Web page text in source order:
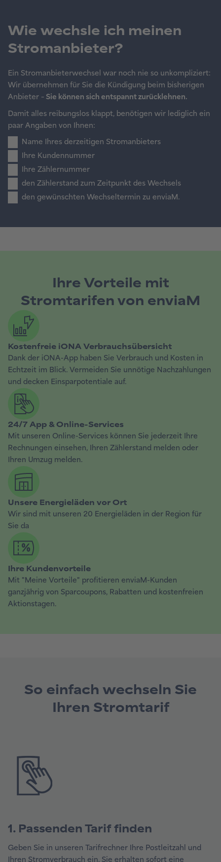
Wie wechsle ich meinen
Stromanbieter?
Ein Stromanbieterwechsel war noch nie so unkompliziert:
Wir übernehmen für Sie die Kündigung beim bisherigen
Anbieter – Sie können sich entspannt zurücklehnen.
Damit alles reibungslos klappt, benötigen wir lediglich ein
paar Angaben von Ihnen:
Name Ihres derzeitigen Stromanbieters
Ihre Kundennummer
Ihre Zählernummer
den Zählerstand zum Zeitpunkt des Wechsels
den gewünschten Wechseltermin zu enviaM.
So einfach wechseln Sie
Ihren Stromtarif
1. Passenden Tarif finden
Geben Sie in unseren Tarifrechner Ihre Postleitzahl und
Ihren Stromverbrauch ein. Sie erhalten sofort eine